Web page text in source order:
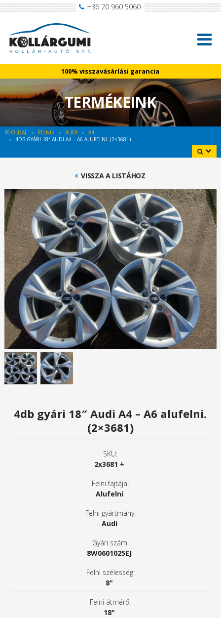
+36 20 960 5060
100% visszavásárlási garancia
TERMÉKEINK
FŐOLDAL FELNIK AUDI
A4
4DB GYÁRI 18″ AUDI A4 – A6 ALUFELNI. (2×3681)
VISSZA A LISTÁHOZ
4db gyári 18″ Audi A4 – A6 alufelni.
(2×3681)
SKU:
2x3681 +
Felni fajtája:
Alufelni
Felni gyártmány:
Audi
Gyári szám:
8W0601025EJ
Felni szélesség:
8"
Felni átmérő:
18"